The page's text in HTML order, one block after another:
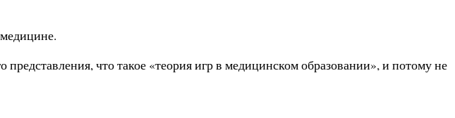
что такое «теория игр в медицинском образовании», и потому не